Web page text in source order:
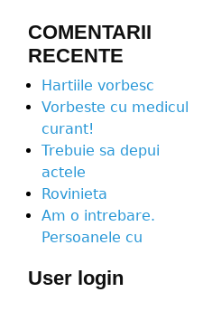
COMENTARII
RECENTE
Hartiile vorbesc
Vorbeste cu medicul
curant!
Trebuie sa depui
actele
Rovinieta
Am o intrebare.
Persoanele cu
User login